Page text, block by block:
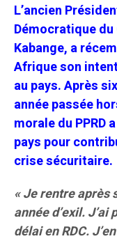
L’ancien
Démocratique
Kabange, a
Afrique son
au pays. Après
année passée
morale du PPRD
pays pour
crise sécuritaire.
« Je rentre après
année d’exil.
délai en RDC.